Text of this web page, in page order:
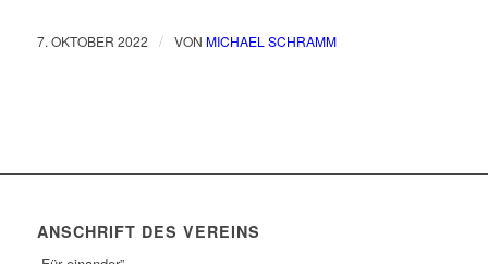
7. OKTOBER 2022 / VON MICHAEL SCHRAMM
ANSCHRIFT DES VEREINS